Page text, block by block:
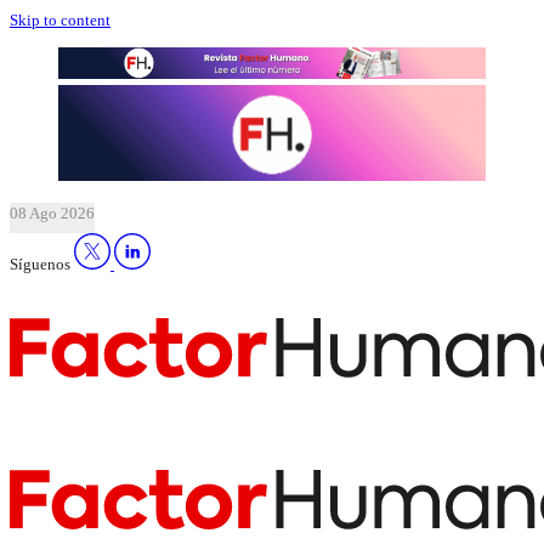
Skip to content
08 Ago 2026
Síguenos